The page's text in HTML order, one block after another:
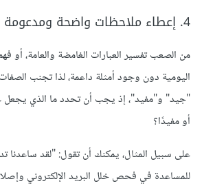
4. إعطاء ملاحظات واضحة ومدعومة بالأمثلة
من الصعب تفسير العبارات الغامضة والعامة، أو
اليومية دون وجود أمثلة داعمة، لذا تجنب
"جيد" و"مفيد"، إذ يجب أن تحدد ما الذي يجعل
أو مفيدًا؟
على سبيل المثال، يمكنك أن تقول: "لقد ساعدنا
للمساعدة في فحص خلل البريد الإلكتروني